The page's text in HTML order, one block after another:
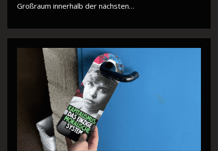
Großraum innerhalb der nächsten…